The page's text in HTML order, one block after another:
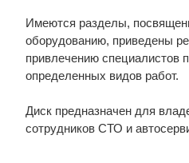
Имеются разделы,
оборудованию, приведены
привлечению специалистов
определенных видов работ.
Диск предназначен для
сотрудников СТО и